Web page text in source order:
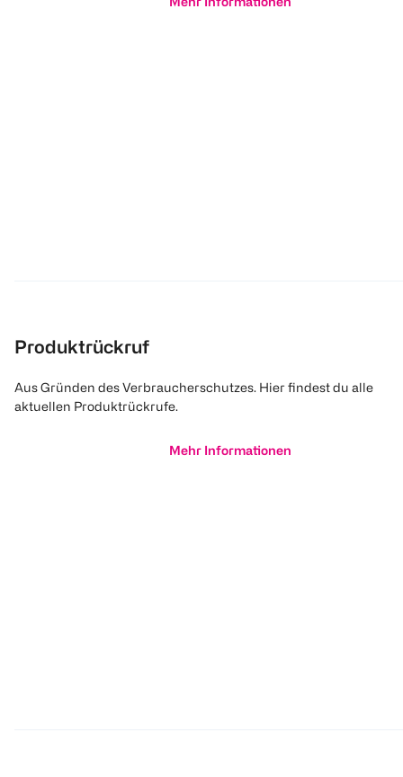
Produktrückruf
Aus Gründen des Verbraucherschutzes. Hier findest du alle
aktuellen Produktrückrufe.
Mehr Informationen